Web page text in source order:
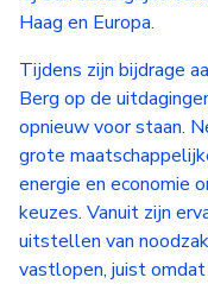
Haag en Europa.
Tijdens zijn bijdrage
Berg op de
opnieuw voor staan.
grote
energie en economie
keuzes. Vanuit zijn
uitstellen van
vastlopen, juist